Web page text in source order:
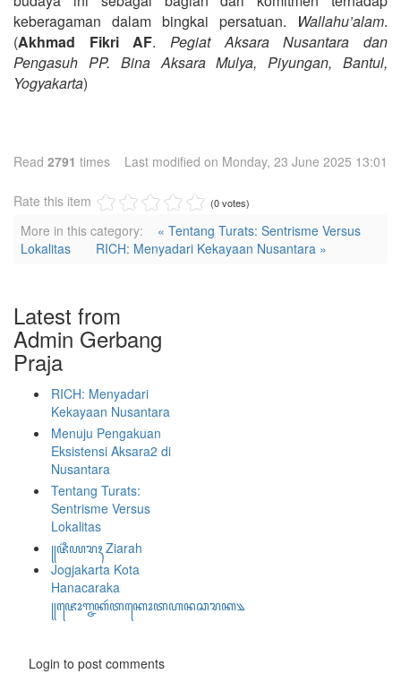
keberagaman dalam bingkai persatuan. Wallahu’alam.
(Akhmad Fikri AF.Pegiat Aksara Nusantara dan
Pengasuh PP. Bina Aksara Mulya, Piyungan, Bantul,
Yogyakarta)
Read 2791 times Last modified on Monday, 23 June 2025 13:01
Rate this item (0 votes)
More in this category:
« Tentang Turats: Sentrisme Versus
Lokalitas
RICH: Menyadari Kekayaan Nusantara »
Latest from
Admin Gerbang
Praja
RICH: Menyadari
Kekayaan Nusantara
Menuju Pengakuan
Eksistensi Aksara2 di
Nusantara
Tentang Turats:
Sentrisme Versus
Lokalitas
꧋ꦗ꦳ꦶꦪꦫꦃ Ziarah
Jogjakarta Kota
Hanacaraka
꧋ꦗꦺꦴꦒ꧀ꦗꦏꦂꦠꦏꦺꦴꦠꦲꦤꦕꦫꦏ꧉
Login to post comments